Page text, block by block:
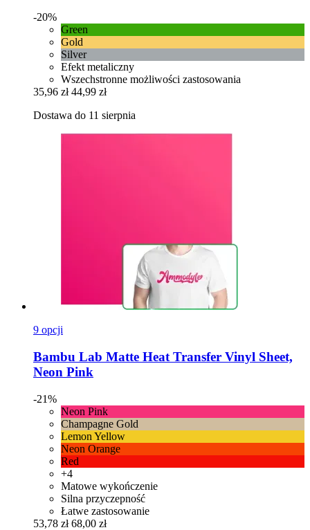
-20%
Green
Gold
Silver
Efekt metaliczny
Wszechstronne możliwości zastosowania
35,96 zł 44,99 zł
Dostawa do 11 sierpnia
9 opcji
Bambu Lab Matte Heat Transfer Vinyl Sheet,
Neon Pink
-21%
Neon Pink
Champagne Gold
Lemon Yellow
Neon Orange
Red
+4
Matowe wykończenie
Silna przyczepność
Łatwe zastosowanie
53,78 zł 68,00 zł